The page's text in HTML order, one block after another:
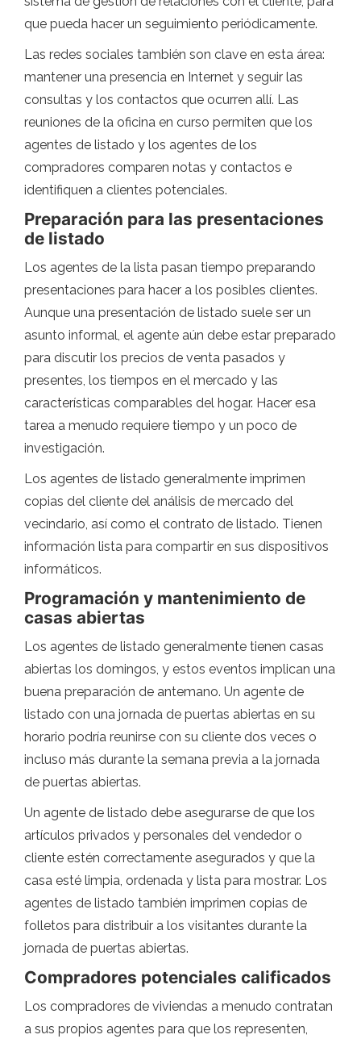
que pueda hacer un seguimiento periódicamente.
Las redes sociales también son clave en esta área:
mantener una presencia en Internet y seguir las
consultas y los contactos que ocurren allí. Las
reuniones de la oficina en curso permiten que los
agentes de listado y los agentes de los
compradores comparen notas y contactos e
identifiquen a clientes potenciales.
Preparación para las presentaciones
de listado
Los agentes de la lista pasan tiempo preparando
presentaciones para hacer a los posibles clientes.
Aunque una presentación de listado suele ser un
asunto informal, el agente aún debe estar preparado
para discutir los precios de venta pasados ​​y
presentes, los tiempos en el mercado y las
características comparables del hogar. Hacer esa
tarea a menudo requiere tiempo y un poco de
investigación.
Los agentes de listado generalmente imprimen
copias del cliente del análisis de mercado del
vecindario, así como el contrato de listado. Tienen
información lista para compartir en sus dispositivos
informáticos.
Programación y mantenimiento de
casas abiertas
Los agentes de listado generalmente tienen casas
abiertas los domingos, y estos eventos implican una
buena preparación de antemano. Un agente de
listado con una jornada de puertas abiertas en su
horario podría reunirse con su cliente dos veces o
incluso más durante la semana previa a la jornada
de puertas abiertas.
Un agente de listado debe asegurarse de que los
artículos privados y personales del vendedor o
cliente estén correctamente asegurados y que la
casa esté limpia, ordenada y lista para mostrar. Los
agentes de listado también imprimen copias de
folletos para distribuir a los visitantes durante la
jornada de puertas abiertas.
Compradores potenciales calificados
Los compradores de viviendas a menudo contratan
a sus propios agentes para que los representen,